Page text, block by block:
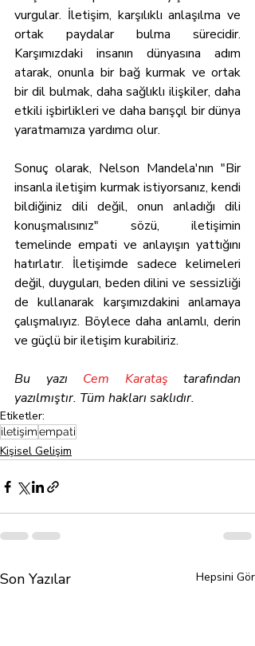
vurgular. İletişim, karşılıklı anlaşılma ve
ortak paydalar bulma sürecidir.
Karşımızdaki insanın dünyasına adım
atarak, onunla bir bağ kurmak ve ortak
bir dil bulmak, daha sağlıklı ilişkiler, daha
etkili işbirlikleri ve daha barışçıl bir dünya
yaratmamıza yardımcı olur.
Sonuç olarak, Nelson Mandela'nın "Bir
insanla iletişim kurmak istiyorsanız, kendi
bildiğiniz dili değil, onun anladığı dili
konuşmalısınız" sözü, iletişimin
temelinde empati ve anlayışın yattığını
hatırlatır. İletişimde sadece kelimeleri
değil, duyguları, beden dilini ve sessizliği
de kullanarak karşımızdakini anlamaya
çalışmalıyız. Böylece daha anlamlı, derin
ve güçlü bir iletişim kurabiliriz.
Bu yazı Cem Karataş tarafından
yazılmıştır. Tüm hakları saklıdır.
Etiketler:
iletişimempati
Kişisel Gelişim
Son Yazılar Hepsini Gör